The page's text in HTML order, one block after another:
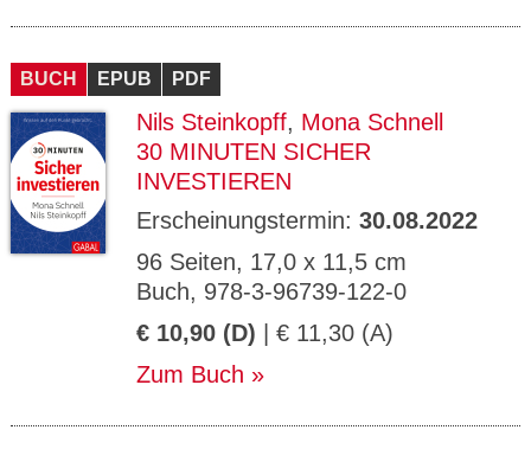
BUCH EPUB PDF
Nils Steinkopff, Mona Schnell
30 MINUTEN SICHER
INVESTIEREN
Erscheinungstermin: 30.08.2022
96 Seiten, 17,0 x 11,5 cm
Buch, 978-3-96739-122-0
€ 10,90 (D) | € 11,30 (A)
Zum Buch